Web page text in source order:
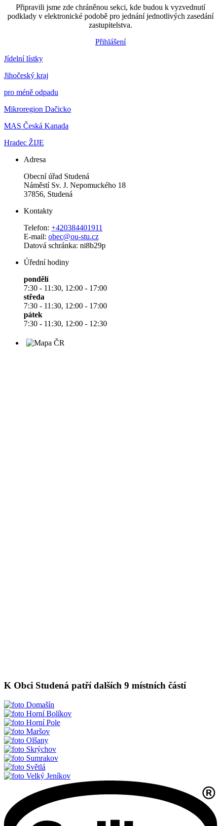
Připravili jsme zde chráněnou sekci, kde budou k vyzvednutí
podklady v elektronické podobě pro jednání jednotlivých zasedání
zastupitelstva.
Přihlášení
Jídelní lístky
Jihočeský kraj
pro méně odpadu
Mikroregion Dačicko
MAS Česká Kanada
Hradec ŽIJE
Adresa
Obecní úřad Studená
Náměstí Sv. J. Nepomuckého 18
37856, Studená
Kontakty
Telefon: +420384401911
E-mail: obec@ou-stu.cz
Datová schránka: ni8b29p
Úřední hodiny
pondělí
7:30 - 11:30, 12:00 - 17:00
středa
7:30 - 11:30, 12:00 - 17:00
pátek
7:30 - 11:30, 12:00 - 12:30
K Obci Studená patří dalších 9 místních částí
Domašín
Horní Bolíkov
Horní Pole
Maršov
Olšany
Skrýchov
Sumrakov
Světlá
Velký Jeníkov